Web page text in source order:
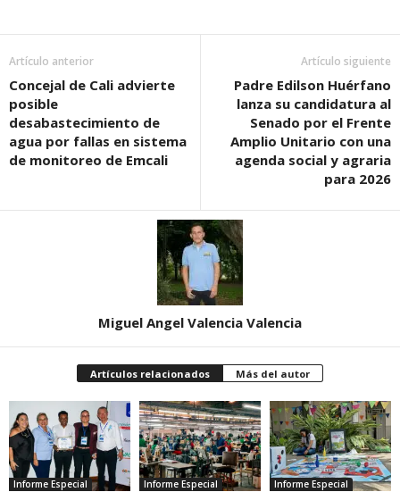
Artículo anterior
Concejal de Cali advierte
posible
desabastecimiento de
agua por fallas en sistema
de monitoreo de Emcali
Artículo siguiente
Padre Edilson Huérfano
lanza su candidatura al
Senado por el Frente
Amplio Unitario con una
agenda social y agraria
para 2026
Miguel Angel Valencia Valencia
Artículos relacionados Más del autor
Informe Especial Informe Especial Informe Especial